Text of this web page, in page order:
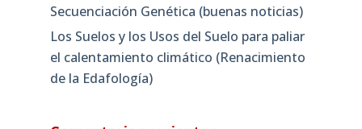
Secuenciación Genética (buenas noticias)
Los Suelos y los Usos del Suelo para paliar
el calentamiento climático (Renacimiento
de la Edafología)